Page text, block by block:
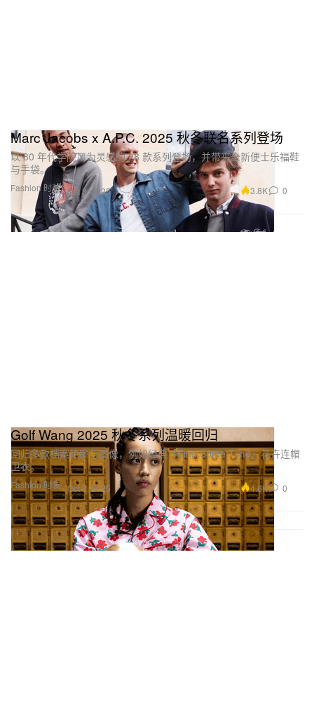
Fashion 时装
Marc Jacobs x A.P.C. 2025 秋冬联名系列登场
以 80 年代学院风为灵感的 28 款系列登场，并带来全新便士乐福鞋
与手袋。
Oct 3, 2025 3.8K 0
Fashion 时装
Golf Wang 2025 秋冬系列温暖回归
回归多款档案轮廓与图像，例如经典「Find Some Time」花卉连帽
卫衣。
Oct 3, 2025 4.6K 0